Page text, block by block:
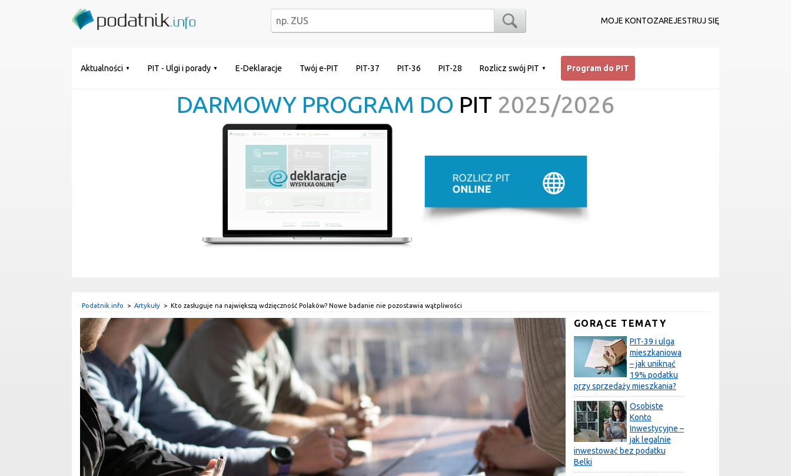
MOJE KONTOZAREJESTRUJ SIĘ
Aktualności PIT - Ulgi i porady E-Deklaracje Twój e-PIT PIT-37 PIT-36 PIT-28 Rozlicz swój PIT Program do PIT
DARMOWY PROGRAM DO PIT 2025/2026
Podatnik.info > Artykuły > Kto zasługuje na największą wdzięczność Polaków? Nowe badanie nie pozostawia wątpliwości
GORĄCE TEMATY
PIT-39 i ulga
mieszkaniowa
– jak uniknąć
19% podatku
przy sprzedaży mieszkania?
Osobiste
Konto
Inwestycyjne –
jak legalnie
inwestować bez podatku
Belki